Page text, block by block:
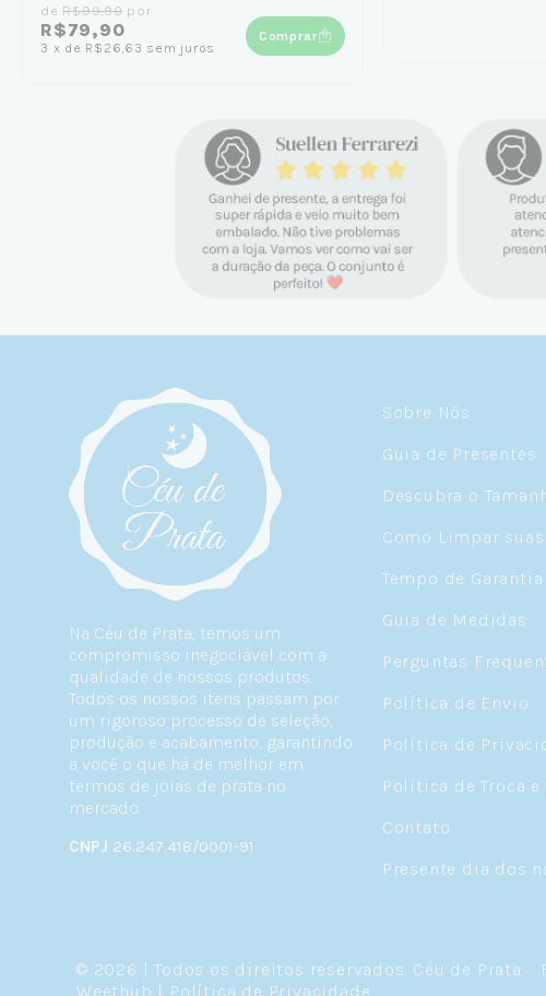
deR$99,90por
R$79,90
3 x de R$26,63 sem juros
Comprar
Na Céu de Prata, temos um
compromisso inegociável com a
qualidade de nossos produtos.
Todos os nossos itens passam por
um rigoroso processo de seleção,
produção e acabamento, garantindo
a você o que há de melhor em
termos de joias de prata no
mercado.
CNPJ 26.247.418/0001-91
Sobre Nós
Guia de Presentes
Descubra o
Como Limpar
Tempo de Garantia
Guia de Medidas
Perguntas
Política de Envio
Política de
Política de Troca e
Contato
Presente dia dos
© 2026 | Todos os direitos reservados. Céu de Prata.
Weethub | Política de Privacidade